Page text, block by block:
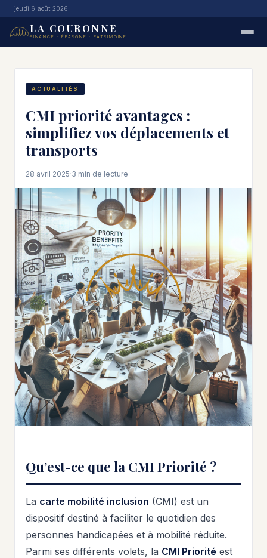
jeudi 6 août 2026
LA COURONNE
FINANCE · ÉPARGNE · PATRIMOINE
ACTUALITÉS
CMI priorité avantages :
simplifiez vos déplacements et
transports
28 avril 2025·3 min de lecture
Qu’est-ce que la CMI Priorité ?
La carte mobilité inclusion (CMI) est un
dispositif destiné à faciliter le quotidien des
personnes handicapées et à mobilité réduite.
Parmi ses différents volets, la CMI Priorité est